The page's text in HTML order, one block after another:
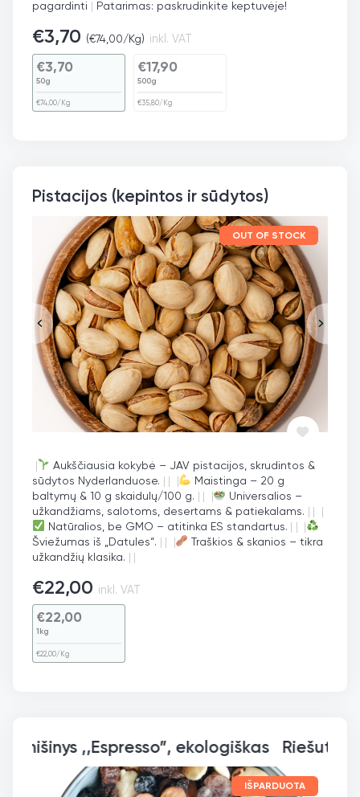
pagardinti | Patarimas: paskrudinkite keptuvėje!
€3,70 (€74,00/Kg) inkl. VAT
€3,70
50g
€74,00/Kg
€17,90
500g
€35,80/Kg
Pistacijos (kepintos ir sūdytos)
OUT OF STOCK
|
Aukščiausia kokybė – JAV pistacijos, skrudintos &
sūdytos Nyderlanduose. | | |
Maistinga – 20 g
baltymų & 10 g skaidulų/100 g. | | |
Universalios –
užkandžiams, salotoms, desertams & patiekalams. | |
|
Natūralios, be GMO – atitinka ES standartus. | | |
Šviežumas iš „Datules“. | | |
Traškios & skanios – tikra
užkandžių klasika. | |
€22,00 inkl. VAT
€22,00
1kg
€22,00/Kg
Riešutų mišinys
IŠPARDUOTA